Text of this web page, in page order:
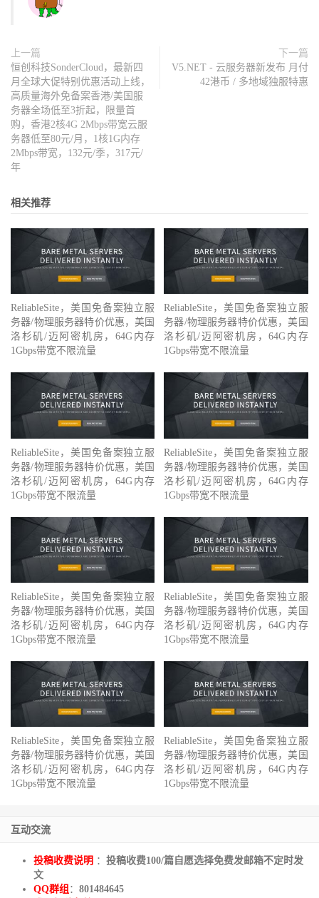
上一篇
恒创科技SonderCloud，最新四
月全球大促特别优惠活动上线，
高质量海外免备案香港/美国服
务器全场低至3折起，限量首
购，香港2核4G 2Mbps带宽云服
务器低至80元/月，1核1G内存
2Mbps带宽，132元/季，317元/
年
下一篇
V5.NET - 云服务器新发布 月付
42港币 / 多地域独服特惠
相关推荐
ReliableSite，美国免备案独立服
务器/物理服务器特价优惠，美国
洛杉矶/迈阿密机房，64G内存
1Gbps带宽不限流量
ReliableSite，美国免备案独立服
务器/物理服务器特价优惠，美国
洛杉矶/迈阿密机房，64G内存
1Gbps带宽不限流量
ReliableSite，美国免备案独立服
务器/物理服务器特价优惠，美国
洛杉矶/迈阿密机房，64G内存
1Gbps带宽不限流量
ReliableSite，美国免备案独立服
务器/物理服务器特价优惠，美国
洛杉矶/迈阿密机房，64G内存
1Gbps带宽不限流量
ReliableSite，美国免备案独立服
务器/物理服务器特价优惠，美国
洛杉矶/迈阿密机房，64G内存
1Gbps带宽不限流量
ReliableSite，美国免备案独立服
务器/物理服务器特价优惠，美国
洛杉矶/迈阿密机房，64G内存
1Gbps带宽不限流量
ReliableSite，美国免备案独立服
务器/物理服务器特价优惠，美国
洛杉矶/迈阿密机房，64G内存
1Gbps带宽不限流量
ReliableSite，美国免备案独立服
务器/物理服务器特价优惠，美国
洛杉矶/迈阿密机房，64G内存
1Gbps带宽不限流量
互动交流
投稿收费说明 ： 投稿收费100/篇自愿选择免费发邮箱不定时发
文
QQ群组 ： 801484645